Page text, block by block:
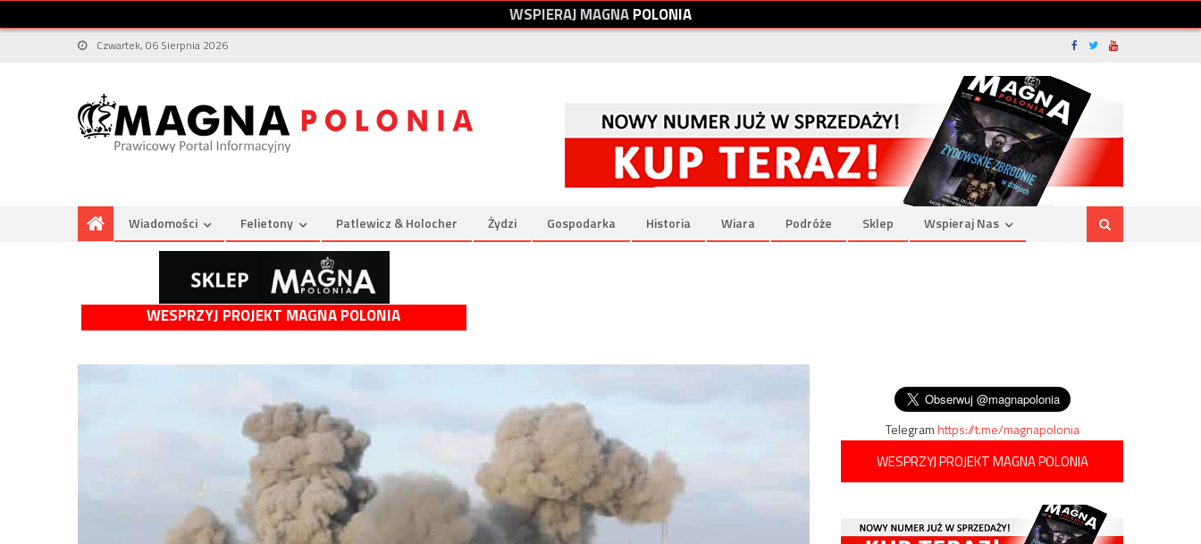
WSPIERAJMAGNAPOLONIA
Czwartek, 06 Sierpnia 2026
Wiadomości Felietony Patlewicz & Holocher Żydzi Gospodarka Historia Wiara Podróże Sklep Wspieraj Nas
WESPRZYJ PROJEKT MAGNA POLONIA
Telegramhttps://t.me/magnapolonia
WESPRZYJ PROJEKT MAGNA POLONIA